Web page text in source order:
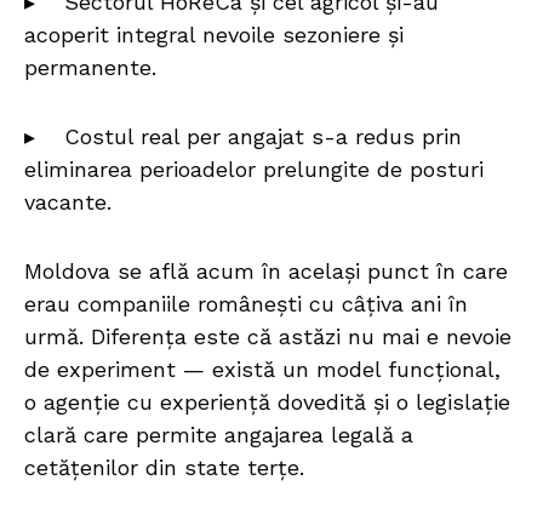
acoperit integral nevoile sezoniere și
permanente.
▸ Costul real per angajat s-a redus prin
eliminarea perioadelor prelungite de posturi
vacante.
Moldova se află acum în același punct în care
erau companiile românești cu câțiva ani în
urmă. Diferența este că astăzi nu mai e nevoie
de experiment — există un model funcțional,
o agenție cu experiență dovedită și o legislație
clară care permite angajarea legală a
cetățenilor din state terțe.